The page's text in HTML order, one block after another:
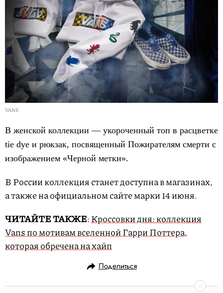
VANS
В женской коллекции ― укороченный топ в расцветке
tie dye и рюкзак, посвященный Пожирателям смерти с
изображением «Черной метки».
В России коллекция станет доступна в магазинах,
а также на официальном сайте марки 14 июня.
ЧИТАЙТЕ ТАКЖЕ:Кроссовки дня: коллекция
Vans по мотивам вселенной Гарри Поттера,
которая обречена на хайп
Поделиться